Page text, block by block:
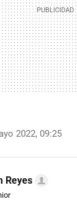
2022, 09:25
Reyes